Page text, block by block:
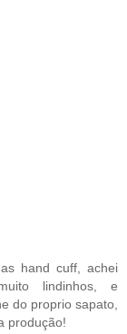
hand cuff, achei
lindinhos, e
do proprio sapato,
produção!